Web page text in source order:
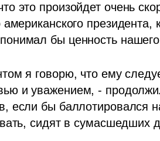
это произойдет очень
бы ценность нашего
я говорю, что ему
и уважением, -
если бы баллотировался
сидят в сумасшедших